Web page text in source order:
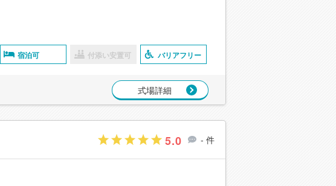
宿泊可 付添い安置可 バリアフリー
式場詳細
5.0 - 件